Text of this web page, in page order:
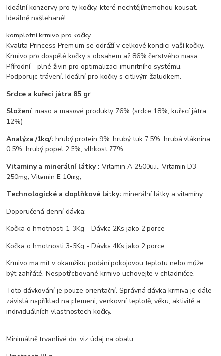
Ideální konzervy pro ty kočky, které nechtějí/nemohou kousat.
Ideálně našlehané!
kompletní krmivo pro kočky
Kvalita Princess Premium se odráží v celkové kondici vaší kočky.
Krmivo pro dospělé kočky s obsahem až 86% čerstvého masa.
Přírodní – plné živin pro optimalizaci imunitního systému.
Podporuje trávení. Ideální pro kočky s citlivým žaludkem.
Srdce a kuřecí játra 85 gr
Složení: maso a masové produkty 76% (srdce 18%, kuřecí játra
12%)
Analýza /1kg/:hrubý protein 9%, hrubý tuk 7,5%, hrubá vláknina
0,5%, hrubý popel 2,5%, vlhkost 77%
Vitaminy a minerální látky :Vitamin A 2500u.i., Vitamin D3
250mg, Vitamin E 10mg,
Technologické a doplňkové látky: minerální látky a vitamíny
Doporučená denní dávka:
Kočka o hmotnosti 1-3Kg - Dávka 2Ks jako 2 porce
Kočka o hmotnosti 3-5Kg - Dávka 4Ks jako 2 porce
Krmivo má mít v okamžiku podání pokojovou teplotu nebo může
být zahřáté. Nespotřebované krmivo uchovejte v chladničce.
Toto dávkování je pouze orientační. Správná dávka krmiva je dále
závislá například na plemeni, venkovní teplotě, věku, aktivitě a
individuálních vlastnostech kočky.
Minimálně trvanlivé do: viz údaj na obalu